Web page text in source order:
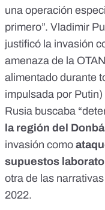
una operación
primero”. Vladimir
justificó la invasión
amenaza de la OTAN
alimentado durante
impulsada por Putin)
Rusia buscaba
la región del
invasión como
supuestos
otra de las
2022.